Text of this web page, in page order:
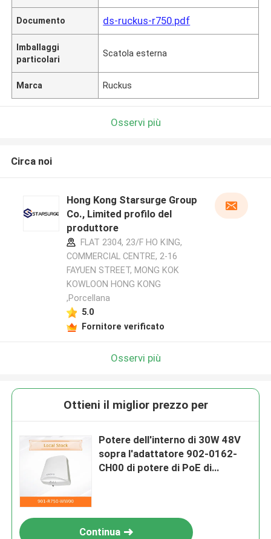
Documento ds-ruckus-r750.pdf
Imballaggi
particolari
Scatola esterna
Marca Ruckus
Osservi più
Circa noi
Hong Kong Starsurge Group
Co., Limited profilo del
produttore
FLAT 2304, 23/F HO KING,
COMMERCIAL CENTRE, 2-16
FAYUEN STREET, MONG KOK
KOWLOON HONG KONG
,Porcellana
5.0
Fornitore verificato
Osservi più
Ottieni il miglior prezzo per
Potere dell'interno di 30W 48V
sopra l'adattatore 902-0162-
CH00 di potere di PoE di
Continua